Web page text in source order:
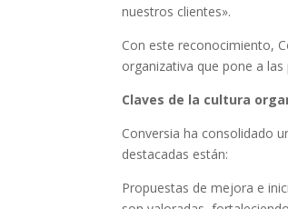
nuestros clientes».
Con este reconocimiento,
organizativa que pone a
Claves de la cultura
Conversia ha consolidado
destacadas están:
Propuestas de mejora e